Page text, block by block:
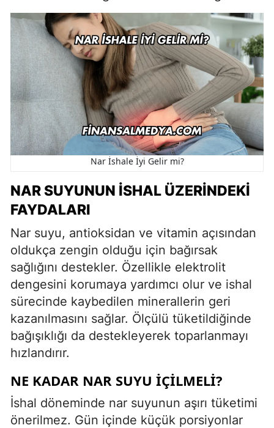
Nar İshale İyi Gelir mi?
NAR SUYUNUN İSHAL ÜZERINDEKI
FAYDALARI
Nar suyu, antioksidan ve vitamin açısından
oldukça zengin olduğu için bağırsak
sağlığını destekler. Özellikle elektrolit
dengesini korumaya yardımcı olur ve ishal
sürecinde kaybedilen minerallerin geri
kazanılmasını sağlar. Ölçülü tüketildiğinde
bağışıklığı da destekleyerek toparlanmayı
hızlandırır.
NE KADAR NAR SUYU İÇILMELI?
İshal döneminde nar suyunun aşırı tüketimi
önerilmez. Gün içinde küçük porsiyonlar